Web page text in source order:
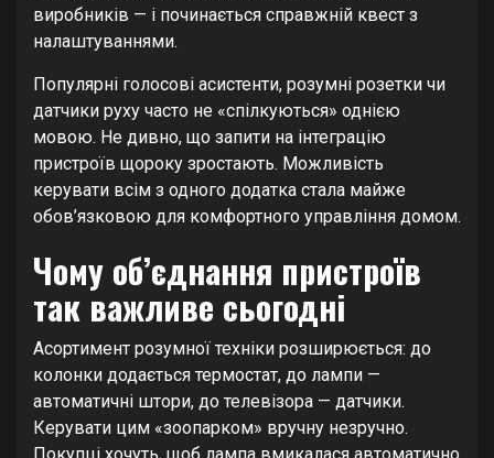
виробників — і починається справжній квест з
налаштуваннями.
Популярні голосові асистенти, розумні розетки чи
датчики руху часто не «спілкуються» однією
мовою. Не дивно, що запити на інтеграцію
пристроїв щороку зростають. Можливість
керувати всім з одного додатка стала майже
обов’язковою для комфортного управління домом.
Чому об’єднання пристроїв
так важливе сьогодні
Асортимент розумної техніки розширюється: до
колонки додається термостат, до лампи —
автоматичні штори, до телевізора — датчики.
Керувати цим «зоопарком» вручну незручно.